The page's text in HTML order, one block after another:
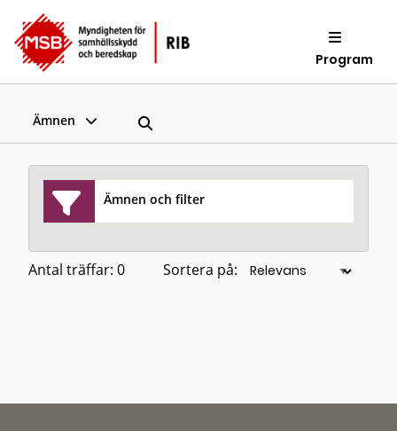
Program
Ämnen
Ämnen och filter
Antal träffar: 0 Sortera på: